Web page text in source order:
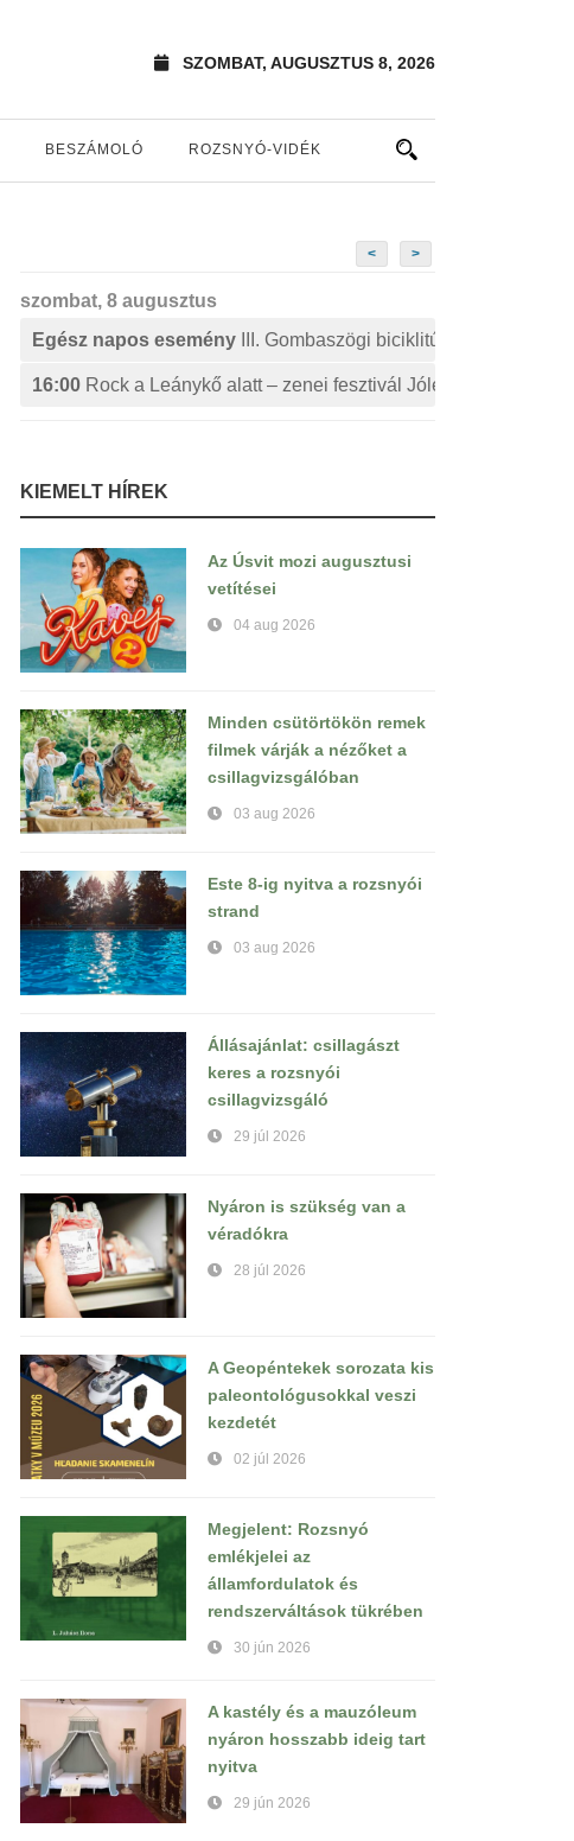
SZOMBAT, AUGUSZTUS 8, 2026
BESZÁMOLÓ ROZSNYÓ-VIDÉK
< >
szombat, 8 augusztus
Egész napos esemény
III. Gombaszögi biciklitúra
16:00 Rock a Leánykő alatt – zenei fesztivál Jólészen
KIEMELT HÍREK
Az Úsvit mozi augusztusi
vetítései
04 aug 2026
Minden csütörtökön remek
filmek várják a nézőket a
csillagvizsgálóban
03 aug 2026
Este 8-ig nyitva a rozsnyói
strand
03 aug 2026
Állásajánlat: csillagászt
keres a rozsnyói
csillagvizsgáló
29 júl 2026
Nyáron is szükség van a
véradókra
28 júl 2026
A Geopéntekek sorozata kis
paleontológusokkal veszi
kezdetét
02 júl 2026
Megjelent: Rozsnyó
emlékjelei az
államfordulatok és
rendszerváltások tükrében
30 jún 2026
A kastély és a mauzóleum
nyáron hosszabb ideig tart
nyitva
29 jún 2026